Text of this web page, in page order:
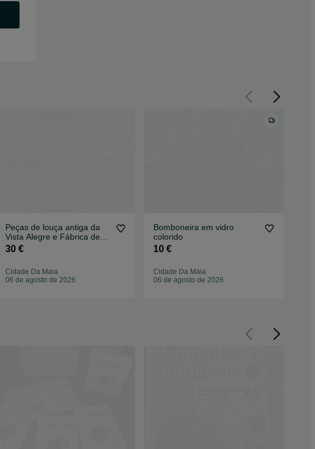
Peças de louça antiga da
Vista Alegre e Fábrica de
Coimbra
30 €
Cidade Da Maia
06 de agosto de 2026
Bomboneira em vidro
colorido
10 €
Cidade Da Maia
06 de agosto de 2026